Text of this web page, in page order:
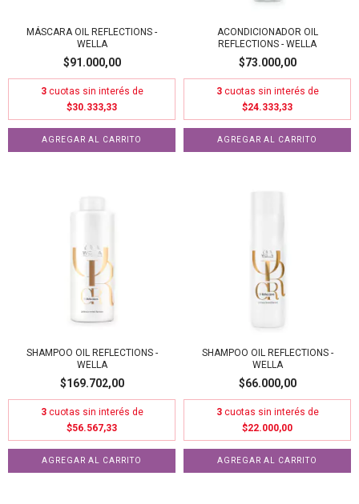
MÁSCARA OIL REFLECTIONS -
WELLA
$91.000,00
3 cuotas sin interés de
$30.333,33
ACONDICIONADOR OIL
REFLECTIONS - WELLA
$73.000,00
3 cuotas sin interés de
$24.333,33
SHAMPOO OIL REFLECTIONS -
WELLA
$169.702,00
3 cuotas sin interés de
$56.567,33
SHAMPOO OIL REFLECTIONS -
WELLA
$66.000,00
3 cuotas sin interés de
$22.000,00